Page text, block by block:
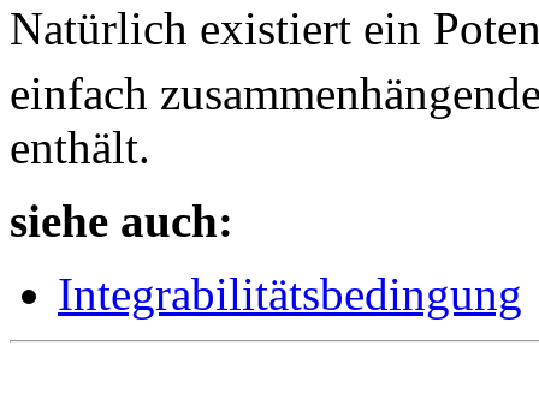
Natürlich existiert ein
einfach
enthält.
siehe auch:
Integrabilitätsbedingung